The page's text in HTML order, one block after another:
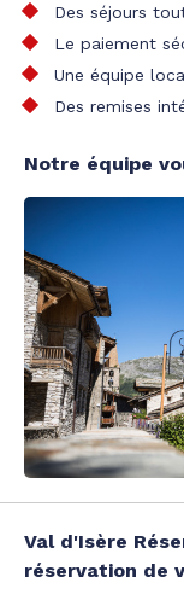
Des séjours
Le paiement
Une équipe
Des remises
Notre équipe
Val d'Isère
réservation de